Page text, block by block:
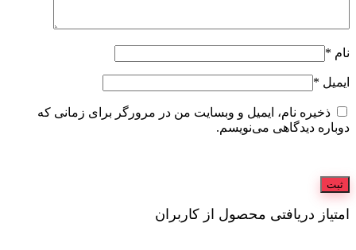
نام *
ایمیل *
ذخیره نام، ایمیل و وبسایت من در مرورگر برای زمانی که
دوباره دیدگاهی می‌نویسم.
امتیاز دریافتی محصول از کاربران